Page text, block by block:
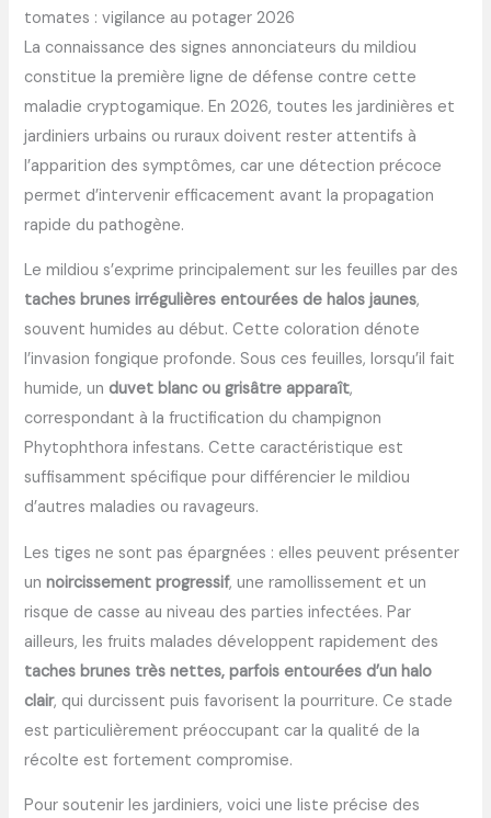
tomates : vigilance au potager 2026
La connaissance des signes annonciateurs du mildiou
constitue la première ligne de défense contre cette
maladie cryptogamique. En 2026, toutes les jardinières et
jardiniers urbains ou ruraux doivent rester attentifs à
l’apparition des symptômes, car une détection précoce
permet d’intervenir efficacement avant la propagation
rapide du pathogène.
Le mildiou s’exprime principalement sur les feuilles par des
taches brunes irrégulières entourées de halos jaunes,
souvent humides au début. Cette coloration dénote
l’invasion fongique profonde. Sous ces feuilles, lorsqu’il fait
humide, unduvet blanc ou grisâtre apparaît,
correspondant à la fructification du champignon
Phytophthora infestans. Cette caractéristique est
suffisamment spécifique pour différencier le mildiou
d’autres maladies ou ravageurs.
Les tiges ne sont pas épargnées : elles peuvent présenter
unnoircissement progressif, une ramollissement et un
risque de casse au niveau des parties infectées. Par
ailleurs, les fruits malades développent rapidement des
taches brunes très nettes, parfois entourées d’un halo
clair, qui durcissent puis favorisent la pourriture. Ce stade
est particulièrement préoccupant car la qualité de la
récolte est fortement compromise.
Pour soutenir les jardiniers, voici une liste précise des